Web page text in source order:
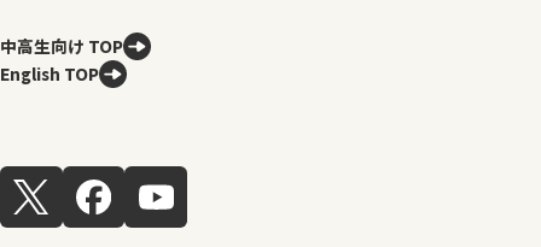
中高生向け TOP
English TOP